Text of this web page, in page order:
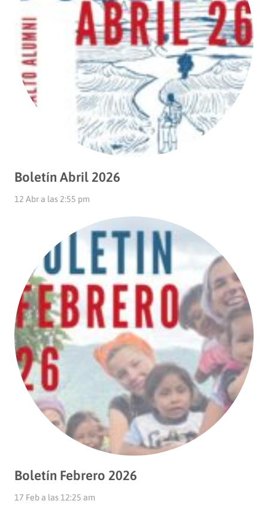
Boletín Abril 2026
12 Abr a las 2:55 pm
Boletín Febrero 2026
17 Feb a las 12:25 am